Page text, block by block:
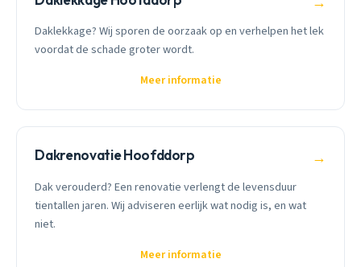
Daklekkage? Wij sporen de oorzaak op en verhelpen het lek
voordat de schade groter wordt.
Meer informatie
Dakrenovatie Hoofddorp →
Dak verouderd? Een renovatie verlengt de levensduur
tientallen jaren. Wij adviseren eerlijk wat nodig is, en wat
niet.
Meer informatie